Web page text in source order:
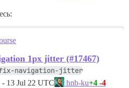
1px jitter (#17467)
navigation-jitter
13 Jul 22 UTC hnb-ku+4 -4